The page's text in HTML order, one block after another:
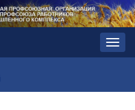
Меню